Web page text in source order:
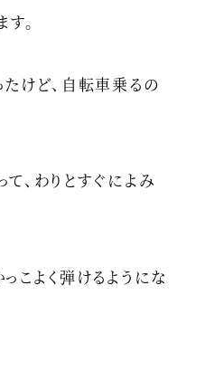
。
けど、自転車乗るの
、わりとすぐによみ
こよく弾けるようにな